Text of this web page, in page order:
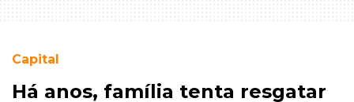
Capital
Há anos, família tenta resgatar